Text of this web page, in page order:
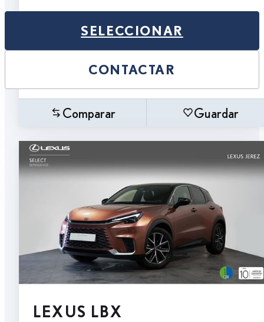
SELECCIONAR
CONTACTAR
Comparar Guardar
LEXUS LBX